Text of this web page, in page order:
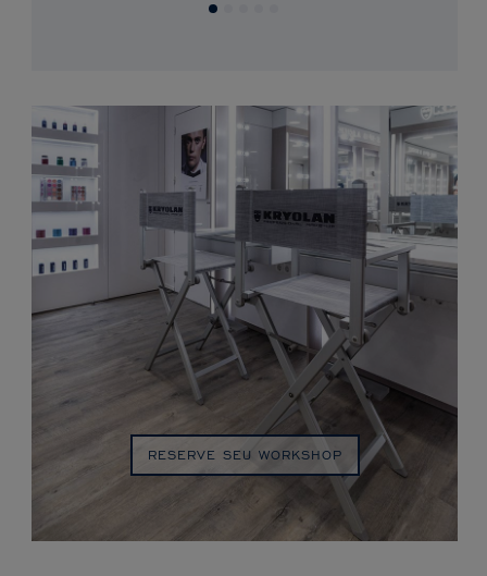
RESERVE SEU WORKSHOP